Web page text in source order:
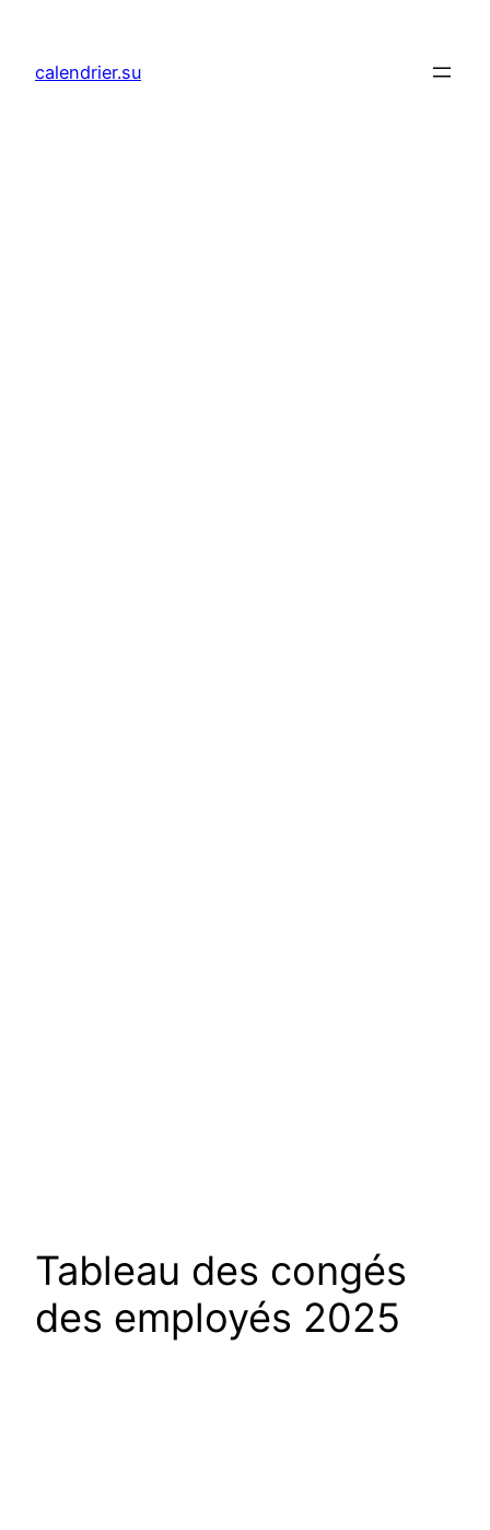
contenu
calendrier.su
Tableau des congés
des employés 2025